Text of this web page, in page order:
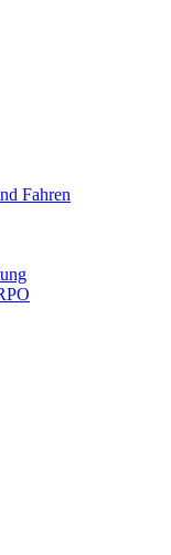
Fahren